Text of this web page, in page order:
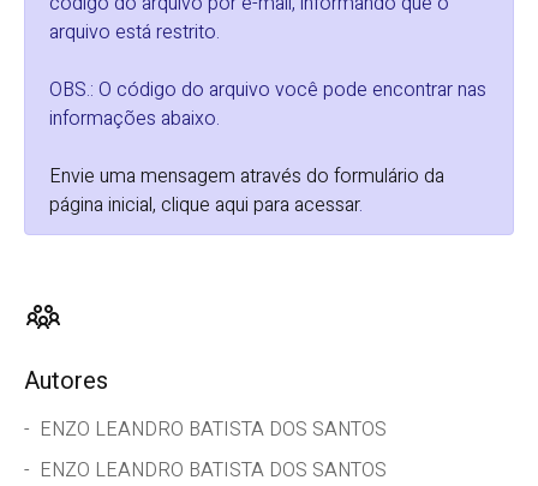
arquivo está restrito.
OBS.: O código do arquivo você pode encontrar nas
informações abaixo.
Envie uma mensagem através do formulário da
página inicial, clique aqui para acessar.
Autores
ENZO LEANDRO BATISTA DOS SANTOS
ENZO LEANDRO BATISTA DOS SANTOS